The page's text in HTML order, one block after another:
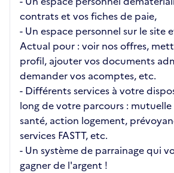
contrats et vos fiches de paie,
- Un espace personnel sur le site
Actual pour : voir nos offres,
profil, ajouter vos documents
demander vos acomptes, etc.
- Différents services à votre
long de votre parcours :
santé, action logement,
services FASTT, etc.
- Un système de parrainage qui
gagner de l'argent !